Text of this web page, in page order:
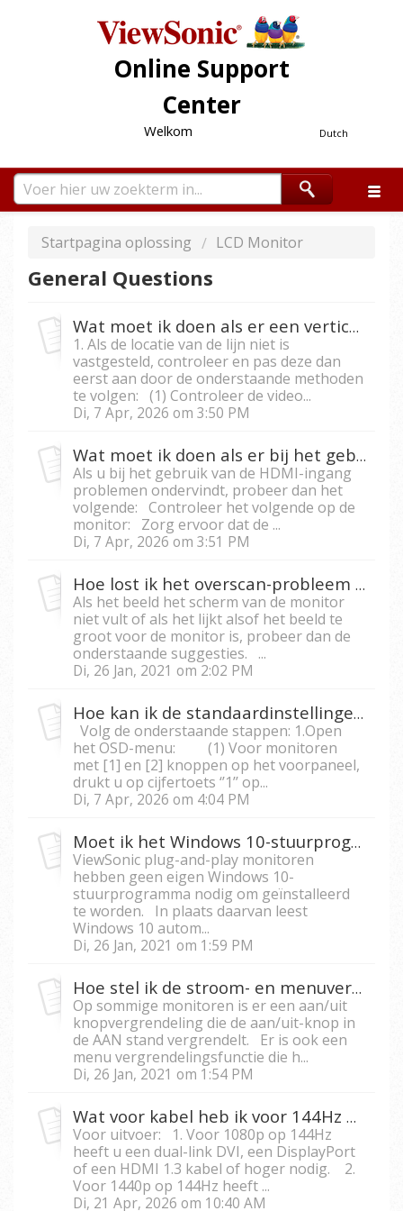
Online Support
Center
Dutch
Welkom
Startpagina oplossing LCD Monitor
General Questions
Wat moet ik doen als er een verticale of horizontale lijn op mijn monitor staat?
1. Als de locatie van de lijn niet is
vastgesteld, controleer en pas deze dan
eerst aan door de onderstaande methoden
te volgen: (1) Controleer de video...
Di, 7 Apr, 2026 om 3:50 PM
Wat moet ik doen als er bij het gebruik van een HDMI-poort voor de PC geen video is?
Als u bij het gebruik van de HDMI-ingang
problemen ondervindt, probeer dan het
volgende: Controleer het volgende op de
monitor: Zorg ervoor dat de ...
Di, 7 Apr, 2026 om 3:51 PM
Hoe lost ik het overscan-probleem met mijn monitor op?
Als het beeld het scherm van de monitor
niet vult of als het lijkt alsof het beeld te
groot voor de monitor is, probeer dan de
onderstaande suggesties. ...
Di, 26 Jan, 2021 om 2:02 PM
Hoe kan ik de standaardinstellingen van mijn monitor herstellen?
Volg de onderstaande stappen: 1.Open
het OSD-menu: (1) Voor monitoren
met [1] en [2] knoppen op het voorpaneel,
drukt u op cijfertoets ‘’1’’ op...
Di, 7 Apr, 2026 om 4:04 PM
Moet ik het Windows 10-stuurprogramma voor mijn monitor installeren?
ViewSonic plug-and-play monitoren
hebben geen eigen Windows 10-
stuurprogramma nodig om geïnstalleerd
te worden. In plaats daarvan leest
Windows 10 autom...
Di, 26 Jan, 2021 om 1:59 PM
Hoe stel ik de stroom- en menuvergrendeling in?
Op sommige monitoren is er een aan/uit
knopvergrendeling die de aan/uit-knop in
de AAN stand vergrendelt. Er is ook een
menu vergrendelingsfunctie die h...
Di, 26 Jan, 2021 om 1:54 PM
Wat voor kabel heb ik voor 144Hz nodig?
Voor uitvoer: 1. Voor 1080p op 144Hz
heeft u een dual-link DVI, een DisplayPort
of een HDMI 1.3 kabel of hoger nodig. 2.
Voor 1440p op 144Hz heeft ...
Di, 21 Apr, 2026 om 10:40 AM